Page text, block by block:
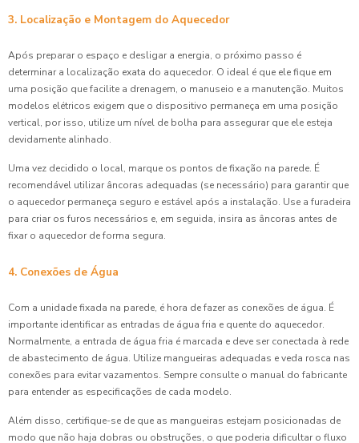
3. Localização e Montagem do Aquecedor
Após preparar o espaço e desligar a energia, o próximo passo é
determinar a localização exata do aquecedor. O ideal é que ele fique em
uma posição que facilite a drenagem, o manuseio e a manutenção. Muitos
modelos elétricos exigem que o dispositivo permaneça em uma posição
vertical, por isso, utilize um nível de bolha para assegurar que ele esteja
devidamente alinhado.
Uma vez decidido o local, marque os pontos de fixação na parede. É
recomendável utilizar âncoras adequadas (se necessário) para garantir que
o aquecedor permaneça seguro e estável após a instalação. Use a furadeira
para criar os furos necessários e, em seguida, insira as âncoras antes de
fixar o aquecedor de forma segura.
4. Conexões de Água
Com a unidade fixada na parede, é hora de fazer as conexões de água. É
importante identificar as entradas de água fria e quente do aquecedor.
Normalmente, a entrada de água fria é marcada e deve ser conectada à rede
de abastecimento de água. Utilize mangueiras adequadas e veda rosca nas
conexões para evitar vazamentos. Sempre consulte o manual do fabricante
para entender as especificações de cada modelo.
Além disso, certifique-se de que as mangueiras estejam posicionadas de
modo que não haja dobras ou obstruções, o que poderia dificultar o fluxo